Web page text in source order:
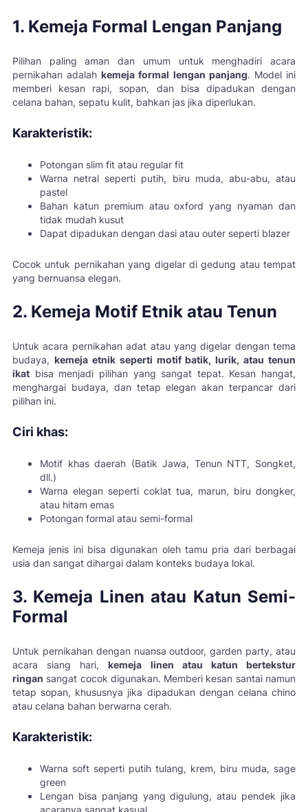
1. Kemeja Formal Lengan Panjang
Pilihan paling aman dan umum untuk menghadiri acara
pernikahan adalahkemeja formal lengan panjang. Model ini
memberi kesan rapi, sopan, dan bisa dipadukan dengan
celana bahan, sepatu kulit, bahkan jas jika diperlukan.
Karakteristik:
Potongan slim fit atau regular fit
Warna netral seperti putih, biru muda, abu-abu, atau
pastel
Bahan katun premium atau oxford yang nyaman dan
tidak mudah kusut
Dapat dipadukan dengan dasi atau outer seperti blazer
Cocok untuk pernikahan yang digelar di gedung atau tempat
yang bernuansa elegan.
2. Kemeja Motif Etnik atau Tenun
Untuk acara pernikahan adat atau yang digelar dengan tema
budaya, kemeja etnik seperti motif batik, lurik, atau tenun
ikat bisa menjadi pilihan yang sangat tepat. Kesan hangat,
menghargai budaya, dan tetap elegan akan terpancar dari
pilihan ini.
Ciri khas:
Motif khas daerah (Batik Jawa, Tenun NTT, Songket,
dll.)
Warna elegan seperti coklat tua, marun, biru dongker,
atau hitam emas
Potongan formal atau semi-formal
Kemeja jenis ini bisa digunakan oleh tamu pria dari berbagai
usia dan sangat dihargai dalam konteks budaya lokal.
3. Kemeja Linen atau Katun Semi-
Formal
Untuk pernikahan dengan nuansa outdoor, garden party, atau
acara siang hari,kemeja linen atau katun bertekstur
ringan sangat cocok digunakan. Memberi kesan santai namun
tetap sopan, khususnya jika dipadukan dengan celana chino
atau celana bahan berwarna cerah.
Karakteristik:
Warna soft seperti putih tulang, krem, biru muda, sage
green
Lengan bisa panjang yang digulung, atau pendek jika